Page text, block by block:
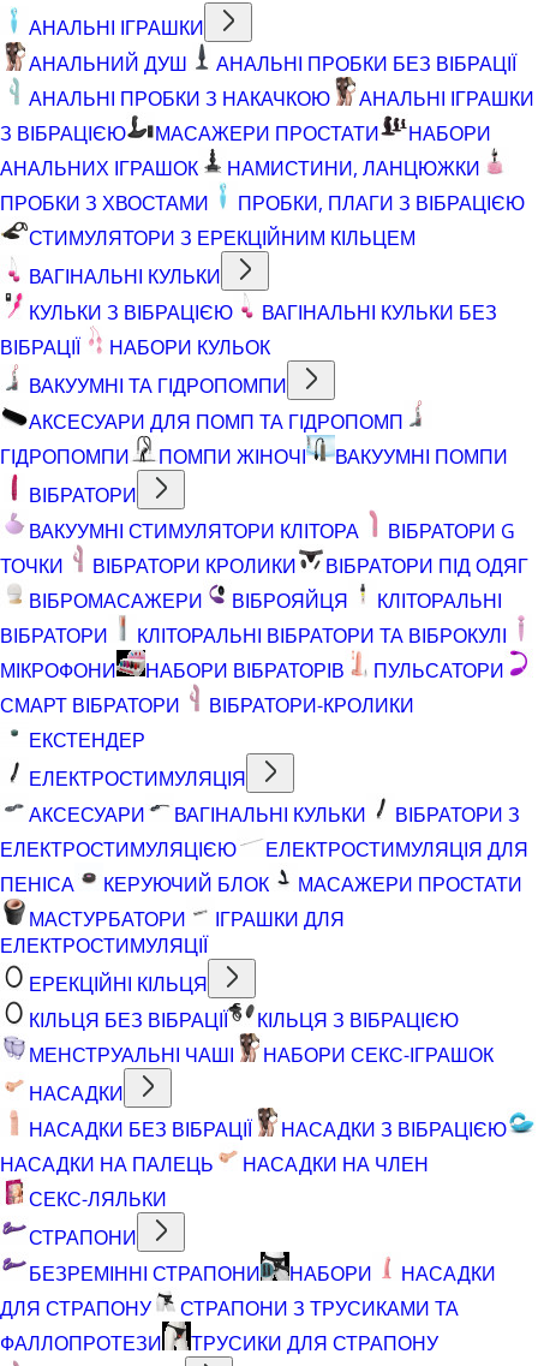
АНАЛЬНІ ІГРАШКИ
АНАЛЬНИЙ ДУШ
АНАЛЬНІ ПРОБКИ БЕЗ ВІБРАЦІЇ
АНАЛЬНІ ПРОБКИ З НАКАЧКОЮ
АНАЛЬНІ ІГРАШКИ
З ВІБРАЦІЄЮ
МАСАЖЕРИ ПРОСТАТИ
НАБОРИ
АНАЛЬНИХ ІГРАШОК
НАМИСТИНИ, ЛАНЦЮЖКИ
ПРОБКИ З ХВОСТАМИ
ПРОБКИ, ПЛАГИ З ВІБРАЦІЄЮ
СТИМУЛЯТОРИ З ЕРЕКЦІЙНИМ КІЛЬЦЕМ
ВАГІНАЛЬНІ КУЛЬКИ
КУЛЬКИ З ВІБРАЦІЄЮ
ВАГІНАЛЬНІ КУЛЬКИ БЕЗ
ВІБРАЦІЇ
НАБОРИ КУЛЬОК
ВАКУУМНІ ТА ГІДРОПОМПИ
АКСЕСУАРИ ДЛЯ ПОМП ТА ГІДРОПОМП
ГІДРОПОМПИ
ПОМПИ ЖІНОЧІ
ВАКУУМНІ ПОМПИ
ВІБРАТОРИ
ВАКУУМНІ СТИМУЛЯТОРИ КЛІТОРА
ВІБРАТОРИ G
ТОЧКИ
ВІБРАТОРИ КРОЛИКИ
ВІБРАТОРИ ПІД ОДЯГ
ВІБРОМАСАЖЕРИ
ВІБРОЯЙЦЯ
КЛІТОРАЛЬНІ
ВІБРАТОРИ
КЛІТОРАЛЬНІ ВІБРАТОРИ ТА ВІБРОКУЛІ
МІКРОФОНИ
НАБОРИ ВІБРАТОРІВ
ПУЛЬСАТОРИ
СМАРТ ВІБРАТОРИ
ВІБРАТОРИ-КРОЛИКИ
ЕКСТЕНДЕР
ЕЛЕКТРОСТИМУЛЯЦІЯ
АКСЕСУАРИ
ВАГІНАЛЬНІ КУЛЬКИ
ВІБРАТОРИ З
ЕЛЕКТРОСТИМУЛЯЦІЄЮ
ЕЛЕКТРОСТИМУЛЯЦІЯ ДЛЯ
ПЕНІСА
КЕРУЮЧИЙ БЛОК
МАСАЖЕРИ ПРОСТАТИ
МАСТУРБАТОРИ
ІГРАШКИ ДЛЯ
ЕЛЕКТРОСТИМУЛЯЦІЇ
ЕРЕКЦІЙНІ КІЛЬЦЯ
КІЛЬЦЯ БЕЗ ВІБРАЦІЇ
КІЛЬЦЯ З ВІБРАЦІЄЮ
МЕНСТРУАЛЬНІ ЧАШІ
НАБОРИ СЕКС-ІГРАШОК
НАСАДКИ
НАСАДКИ БЕЗ ВІБРАЦІЇ
НАСАДКИ З ВІБРАЦІЄЮ
НАСАДКИ НА ПАЛЕЦЬ
НАСАДКИ НА ЧЛЕН
СЕКС-ЛЯЛЬКИ
СТРАПОНИ
БЕЗРЕМІННІ СТРАПОНИ
НАБОРИ
НАСАДКИ
ДЛЯ СТРАПОНУ
СТРАПОНИ З ТРУСИКАМИ ТА
ФАЛЛОПРОТЕЗИ
ТРУСИКИ ДЛЯ СТРАПОНУ